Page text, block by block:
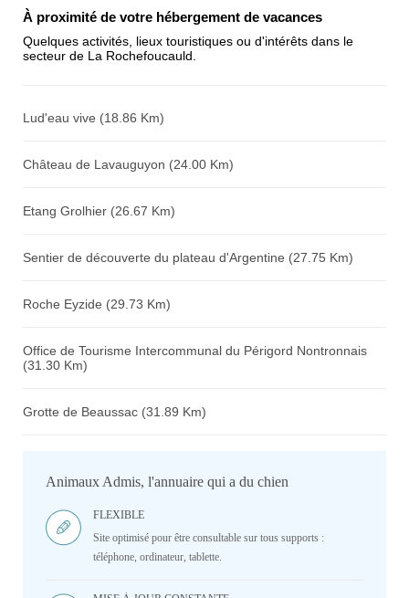
À proximité de votre hébergement de vacances
Quelques activités, lieux touristiques ou d'intérêts dans le
secteur de La Rochefoucauld.
Lud'eau vive (18.86 Km)
Château de Lavauguyon (24.00 Km)
Etang Grolhier (26.67 Km)
Sentier de découverte du plateau d'Argentine (27.75 Km)
Roche Eyzide (29.73 Km)
Office de Tourisme Intercommunal du Périgord Nontronnais
(31.30 Km)
Grotte de Beaussac (31.89 Km)
Animaux Admis, l'annuaire qui a du chien
FLEXIBLE
Site optimisé pour être consultable sur tous supports :
téléphone, ordinateur, tablette.